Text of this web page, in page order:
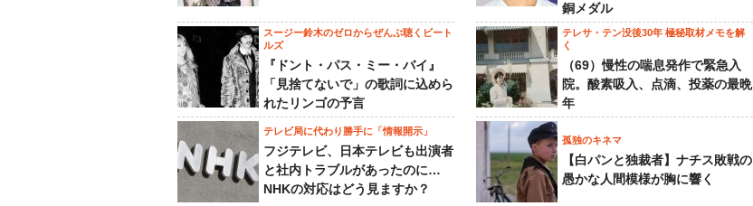
銅メダル
スージー鈴木のゼロからぜんぶ聴くビート
ルズ
『ドント・パス・ミー・バイ』
「見捨てないで」の歌詞に込めら
れたリンゴの予言
テレサ・テン没後30年 極秘取材メモを解
く
（69）慢性の喘息発作で緊急入
院。酸素吸入、点滴、投薬の最晩
年
テレビ局に代わり勝手に「情報開示」
フジテレビ、日本テレビも出演者
と社内トラブルがあったのに…
NHKの対応はどう見ますか？
孤独のキネマ
【白パンと独裁者】ナチス敗戦の
愚かな人間模様が胸に響く